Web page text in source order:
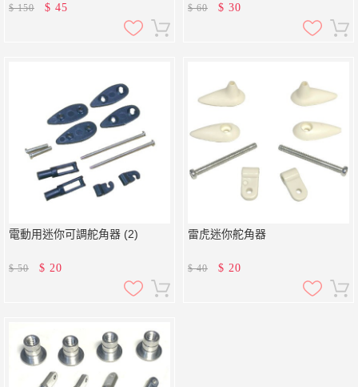
$150 $ 45 $60 $ 30
電動用迷你可調舵角器 (2)
$50 $ 20
雷虎迷你舵角器
$40 $ 20